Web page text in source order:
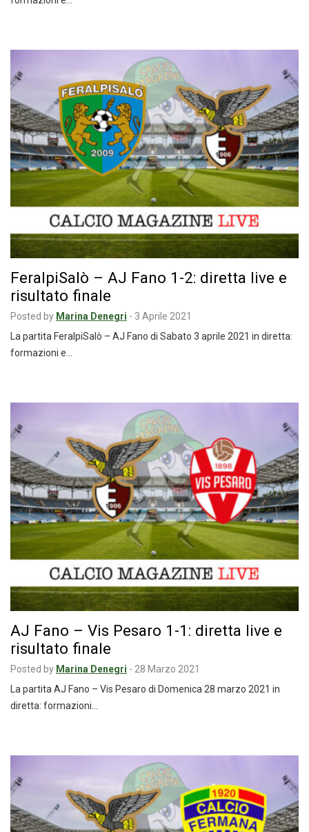
FeralpiSalò – AJ Fano 1-2: diretta live e
risultato finale
Posted by Marina Denegri - 3 Aprile 2021
La partita FeralpiSalò – AJ Fano di Sabato 3 aprile 2021 in diretta:
formazioni e…
AJ Fano – Vis Pesaro 1-1: diretta live e
risultato finale
Posted by Marina Denegri - 28 Marzo 2021
La partita AJ Fano – Vis Pesaro di Domenica 28 marzo 2021 in
diretta: formazioni…